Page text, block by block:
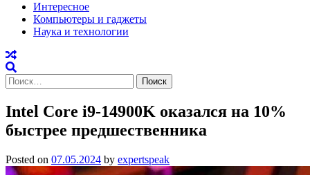
Интересное
Компьютеры и гаджеты
Наука и технологии
Найти:
Intel Core i9-14900K оказался на 10%
быстрее предшественника
Posted on 07.05.2024 by expertspeak